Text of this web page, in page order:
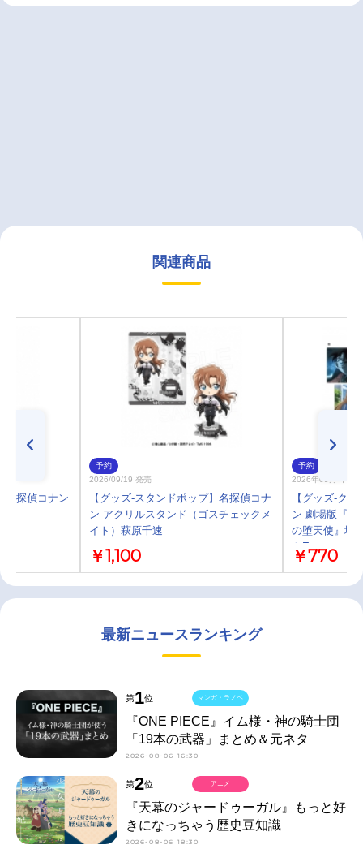
関連商品
名探偵コナン
予約
2026/09/19 発売
【グッズ-スタンドポップ】名探偵コナ
ン アクリルスタンド（ゴスチェックメ
イト）萩原千速
￥1,100
予約
2026年09月 中旬
【グッズ-ク
ン 劇場版『名
の堕天使』場
トE
￥770
最新ニュースランキング
第1位
『ONE PIECE』イム様・神の騎士団
「19本の武器」まとめ＆元ネタ
2026-08-06 16:30
マンガ・ラノベ
第2位
『天幕のジャードゥーガル』もっと好
きになっちゃう歴史豆知識
2026-08-06 18:30
アニメ